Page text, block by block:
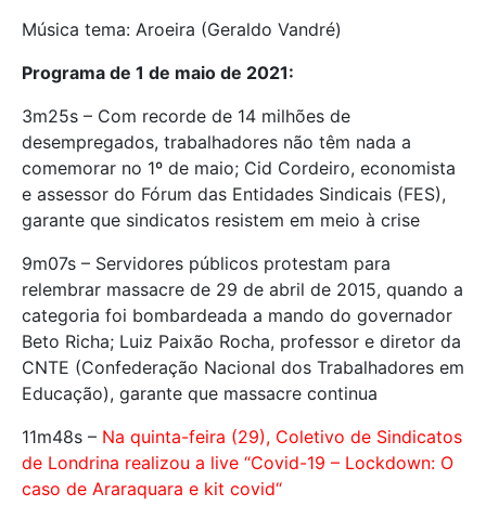
Música tema: Aroeira (Geraldo Vandré)
Programa de 1 de maio de 2021:
3m25s – Com recorde de 14 milhões de
desempregados, trabalhadores não têm nada a
comemorar no 1º de maio; Cid Cordeiro, economista
e assessor do Fórum das Entidades Sindicais (FES),
garante que sindicatos resistem em meio à crise
9m07s – Servidores públicos protestam para
relembrar massacre de 29 de abril de 2015, quando a
categoria foi bombardeada a mando do governador
Beto Richa; Luiz Paixão Rocha, professor e diretor da
CNTE (Confederação Nacional dos Trabalhadores em
Educação), garante que massacre continua
11m48s – Na quinta-feira (29), Coletivo de Sindicatos
de Londrina realizou a live “Covid-19 – Lockdown: O
caso de Araraquara e kit covid“